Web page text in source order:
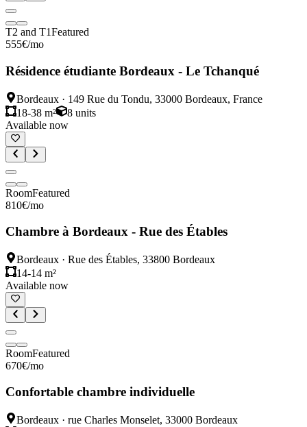
T2 and T1Featured
555€/mo
Résidence étudiante Bordeaux - Le Tchanqué
Bordeaux · 149 Rue du Tondu, 33000 Bordeaux, France
18-38 m²
8 units
Available now
RoomFeatured
810€/mo
Chambre à Bordeaux - Rue des Étables
Bordeaux · Rue des Étables, 33800 Bordeaux
14-14 m²
Available now
RoomFeatured
670€/mo
Confortable chambre individuelle
Bordeaux · rue Charles Monselet, 33000 Bordeaux